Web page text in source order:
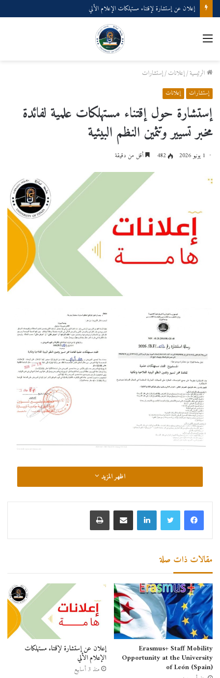
إعلان عن إستشارة لإقتناء مستهلكات الإعلام الألي
القائمة
الرئيسية/إعلانات/إستشارات
إستشارات إعلانات
إستشارة حول إقتناء مستهلكات علمية لفائدة
مخبر تسيير وتثمين النظم البيئية
1 يونيو 2026 482 أقل من دقيقة
اظهر المزيد
لينكدإن مشاركة عبر البريد طباعة
مقالات ذات صلة
Erasmus+ Staff Mobility
Opportunity at the University
of León (Spain)
إعلان عن إستشارة لإقتناء مستهلكات
الإعلام الألي
منذ 3 أسابيع